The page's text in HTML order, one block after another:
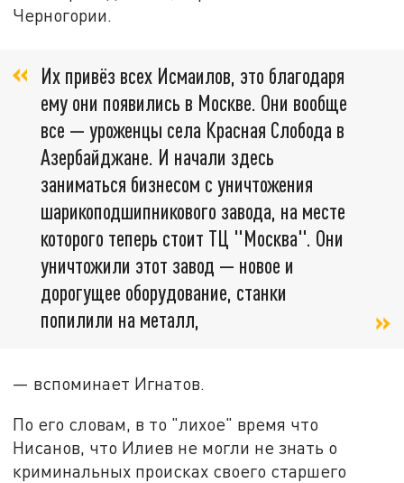
Черногории.
Их привёз всех Исмаилов, это благодаря
ему они появились в Москве. Они вообще
все — уроженцы села Красная Слобода в
Азербайджане. И начали здесь
заниматься бизнесом с уничтожения
шарикоподшипникового завода, на месте
которого теперь стоит ТЦ "Москва". Они
уничтожили этот завод — новое и
дорогущее оборудование, станки
попилили на металл,
— вспоминает Игнатов.
По его словам, в то "лихое" время что
Нисанов, что Илиев не могли не знать о
криминальных происках своего старшего